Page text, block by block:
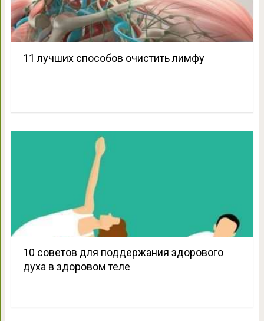
11 лучших способов очистить лимфу
10 советов для поддержания здорового
духа в здоровом теле